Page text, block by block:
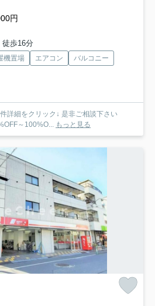
円
徒歩16分
機置場 エアコン
バルコニー
詳細をクリック↓ 是非ご相談下さい
～100%O... もっと見る